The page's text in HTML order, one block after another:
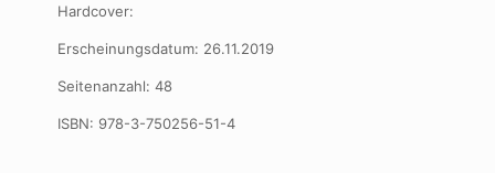
Hardcover:
Erscheinungsdatum: 26.11.2019
Seitenanzahl: 48
ISBN: 978-3-750256-51-4